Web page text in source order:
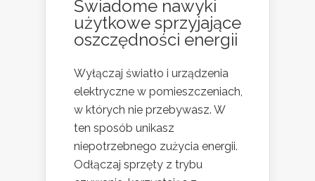
Świadome nawyki
użytkowe sprzyjające
oszczędności energii
Wyłączaj światło i urządzenia
elektryczne w pomieszczeniach,
w których nie przebywasz. W
ten sposób unikasz
niepotrzebnego zużycia energii.
Odłączaj sprzęty z trybu